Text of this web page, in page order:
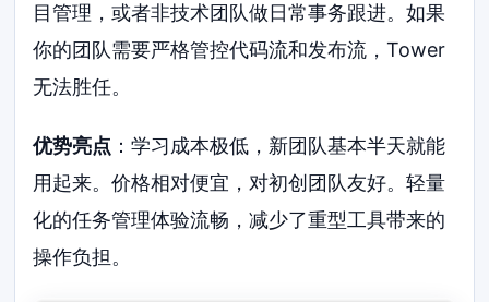
目管理，或者非技术团队做日常事务跟进。如果
你的团队需要严格管控代码流和发布流，Tower
无法胜任。
优势亮点 ：学习成本极低，新团队基本半天就能
用起来。价格相对便宜，对初创团队友好。轻量
化的任务管理体验流畅，减少了重型工具带来的
操作负担。